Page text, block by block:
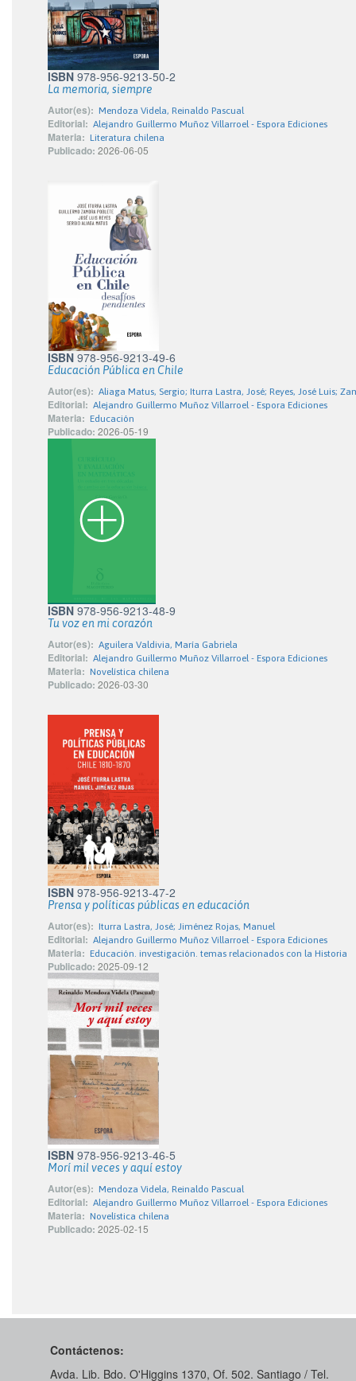
ISBN 978-956-9213-50-2
La memoria, siempre
Autor(es): Mendoza Videla, Reinaldo Pascual
Editorial: Alejandro Guillermo Muñoz Villarroel - Espora Ediciones
Materia: Literatura chilena
Publicado: 2026-06-05
ISBN 978-956-9213-49-6
Educación Pública en Chile
Autor(es): Aliaga Matus, Sergio; Iturra Lastra, José; Reyes, José Luis;
Editorial: Alejandro Guillermo Muñoz Villarroel - Espora Ediciones
Materia: Educación
Publicado: 2026-05-19
ISBN 978-956-9213-48-9
Tu voz en mi corazón
Autor(es): Aguilera Valdivia, María Gabriela
Editorial: Alejandro Guillermo Muñoz Villarroel - Espora Ediciones
Materia: Novelística chilena
Publicado: 2026-03-30
ISBN 978-956-9213-47-2
Prensa y políticas públicas en educación
Autor(es): Iturra Lastra, José; Jiménez Rojas, Manuel
Editorial: Alejandro Guillermo Muñoz Villarroel - Espora Ediciones
Materia: Educación. investigación. temas relacionados con la Historia
Publicado: 2025-09-12
ISBN 978-956-9213-46-5
Morí mil veces y aquí estoy
Autor(es): Mendoza Videla, Reinaldo Pascual
Editorial: Alejandro Guillermo Muñoz Villarroel - Espora Ediciones
Materia: Novelística chilena
Publicado: 2025-02-15
Contáctenos:
Avda. Lib. Bdo. O'Higgins 1370, Of. 502. Santiago / Tel.